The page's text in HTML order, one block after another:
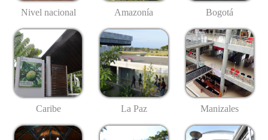
Nivel nacional Amazonía Bogotá
Caribe La Paz Manizales